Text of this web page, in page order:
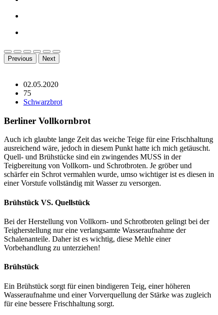
Previous Next
02.05.2020
75
Schwarzbrot
Berliner Vollkornbrot
Auch ich glaubte lange Zeit das weiche Teige für eine Frischhaltung
ausreichend wäre, jedoch in diesem Punkt hatte ich mich getäuscht.
Quell- und Brühstücke sind ein zwingendes MUSS in der
Teigbereitung von Vollkorn- und Schrotbroten. Je gröber und
schärfer ein Schrot vermahlen wurde, umso wichtiger ist es diesen in
einer Vorstufe vollständig mit Wasser zu versorgen.
Brühstück VS. Quellstück
Bei der Herstellung von Vollkorn- und Schrotbroten gelingt bei der
Teigherstellung nur eine verlangsamte Wasseraufnahme der
Schalenanteile. Daher ist es wichtig, diese Mehle einer
Vorbehandlung zu unterziehen!
Brühstück
Ein Brühstück sorgt für einen bindigeren Teig, einer höheren
Wasseraufnahme und einer Vorverquellung der Stärke was zugleich
für eine bessere Frischhaltung sorgt.